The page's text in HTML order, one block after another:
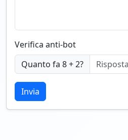
Verifica anti-bot
Quanto fa 8 + 2?
Invia